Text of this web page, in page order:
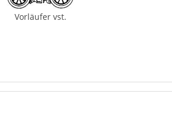
Vorläufer vst.